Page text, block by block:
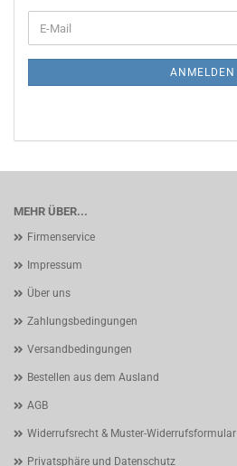
ZUR
E-
Mail
ANMELDEN
MEHR ÜBER...
Firmenservice
Impressum
Über uns
Zahlungsbedingungen
Versandbedingungen
Bestellen aus dem Ausland
AGB
Widerrufsrecht & Muster-Widerrufsformular
Privatsphäre und Datenschutz